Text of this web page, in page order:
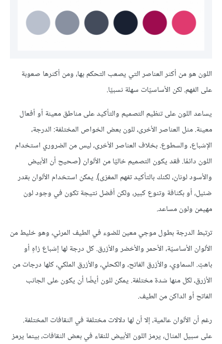
اللون هو من أكثر العناصر التي يصعب التحكم بها، ومن أكثرها صعوبة
على الفهم. لكن الأساسيّات سهلة نسبيًا.
يساعد اللون على تنظيم التصميم والتأكيد على مناطق معينة أو أفعال
معينة. مثل العناصر الأخرى، للون بعض الخواص المختلفة: الدرجة،
الإشباع، والسطوع. بخلاف العناصر الأخرى، ليس من الضروري استخدام
اللون دائمًا. فقد يكون التصميم خاليًا من الألوان (صحيح أن الأبيض
والأسود لونان، لكنك بالتأكيد تفهم المغزى). يمكن استخدام الألوان بقدر
ضئيل، أو بكثافة وتنوع كبير، ولكن أفضل نتيجة تكون في وجود لون
مهيمن ولون مساعد.
ترتبط الدرجة بطول موجي معين للضوء في الطيف المرئي، وهو خليط من
الألوان الأساسيّة، الأحمر والأخضر والأزرق. كل درجة لها إشباع زاهٍ أو
باهتٍ. السماوي، والأزرق الفاتح، والكحلي، والأزرق الملكي، كلها درجات من
الأزرق، لكل منها شدة مختلفة. يمكن للون أيضًا أن يكون على الجانب
الفاتح أو الداكن من الطيف.
رغم أن الألوان عالمية، إلا أن لها دلالات مختلفة في الثقافات المختلفة.
على سبيل المثال، يرمز اللون الأبيض للنقاء في بعض الثقافات، بينما يرمز